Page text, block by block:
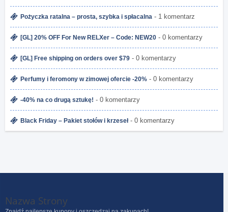
Pożyczka ratalna – prosta, szybka i spłacalna - 1 komentarz
[GL] 20% OFF For New RELXer – Code: NEW20 - 0 komentarzy
[GL] Free shipping on orders over $79 - 0 komentarzy
Perfumy i feromony w zimowej ofercie -20% - 0 komentarzy
-40% na co drugą sztukę! - 0 komentarzy
Black Friday – Pakiet stołów i krzeseł- 0 komentarzy
Nazwa Strony